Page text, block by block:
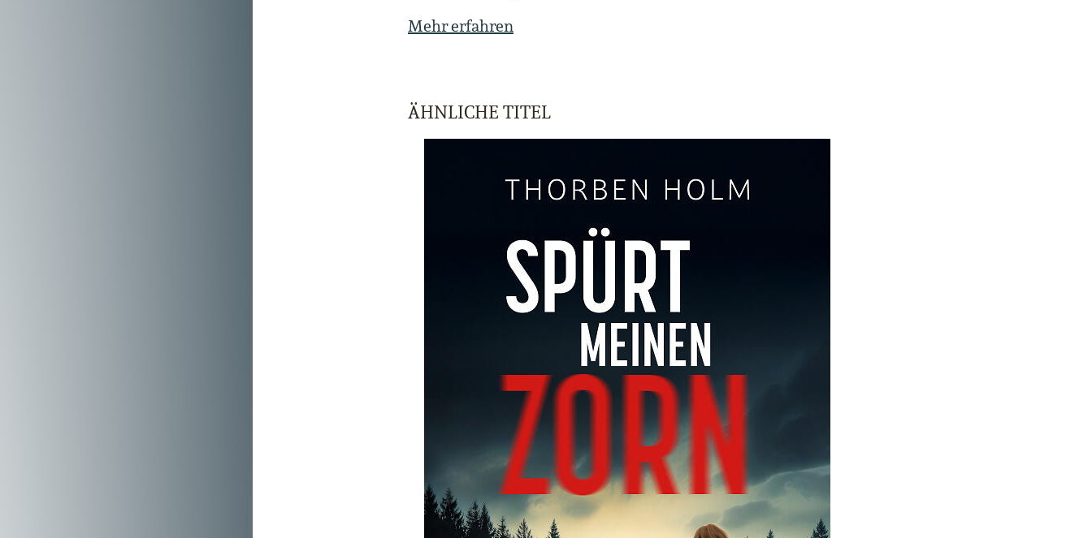
Mehr erfahren
ÄHNLICHE TITEL